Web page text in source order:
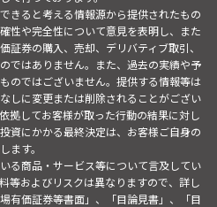
きると考える情報源から提供されたもの
性や完全性について意見を表明し、また
証券の購入、売却、デリバティブ取引、
ではありません。また、過去の実績や予
のではございません。提供する情報等は
しに変更または削除されることがござい
拠してお客様が取った行動の結果に対し
資にかかる最終決定は、お客様ご自身の
ます。
る商品・サービス等について言及してい
等およびリスクは異なりますので、詳し
有価証券等書面」、「目論見書」、「目